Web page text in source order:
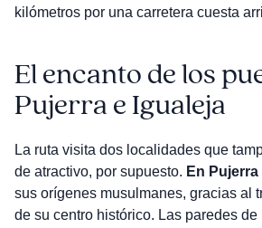
kilómetros por una carretera cuesta
El encanto de los
Pujerra e Igualeja
La ruta visita dos localidades que
de atractivo, por supuesto. En Pujerra
sus orígenes musulmanes, gracias al
de su centro histórico. Las paredes